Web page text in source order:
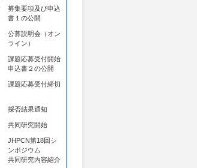
募集要項及び申込
書１の公開
公募説明会（オン
ライン）
課題応募受付開始
申込書２の公開
課題応募受付締切
採否結果通知
共同研究開始
JHPCN第18回シ
ンポジウム
共同研究内容紹介